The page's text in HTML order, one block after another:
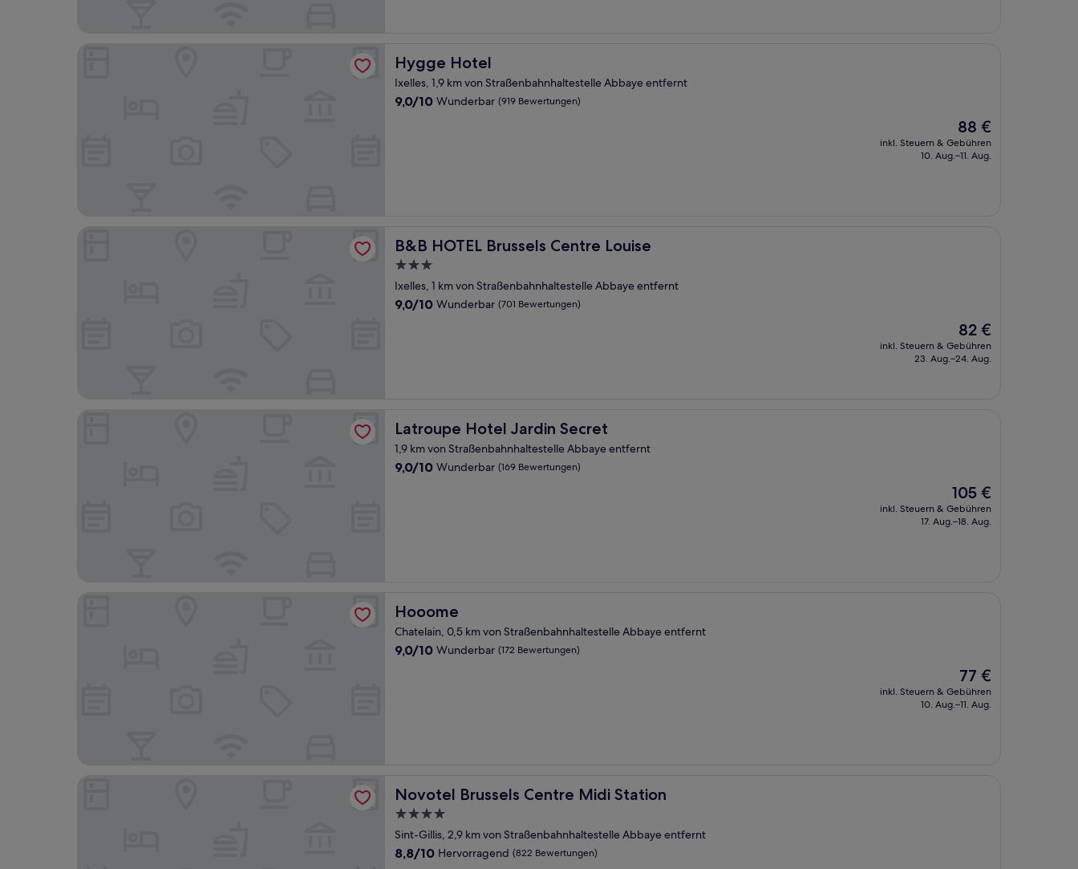
Hygge Hotel
Hygge Hotel
Ixelles, 1,9 km von Straßenbahnhaltestelle Abbaye entfernt
9.0
9,0/10 Wunderbar (919 Bewertungen)
Der
Preis
beträgt
88 €
inkl. Steuern & Gebühren
10. Aug.–11. Aug.
B&B HOTEL Brussels Centre Louise
B&B HOTEL Brussels Centre Louise
3.0-
Sterne-
Unterkunft
Ixelles, 1 km von Straßenbahnhaltestelle Abbaye entfernt
9.0
9,0/10 Wunderbar (701 Bewertungen)
Der
Preis
beträgt
82 €
inkl. Steuern & Gebühren
23. Aug.–24. Aug.
Latroupe Hotel Jardin Secret
Latroupe Hotel Jardin Secret
1,9 km von Straßenbahnhaltestelle Abbaye entfernt
9.0
9,0/10 Wunderbar (169 Bewertungen)
Der
Preis
beträgt
105 €
inkl. Steuern & Gebühren
17. Aug.–18. Aug.
Hooome
Hooome
Chatelain, 0,5 km von Straßenbahnhaltestelle Abbaye entfernt
9.0
9,0/10 Wunderbar (172 Bewertungen)
Der
Preis
beträgt
77 €
inkl. Steuern & Gebühren
10. Aug.–11. Aug.
Novotel Brussels Centre Midi Station
Novotel Brussels Centre Midi Station
4.0-
Sterne-
Unterkunft
Sint-Gillis, 2,9 km von Straßenbahnhaltestelle Abbaye entfernt
8.8
8,8/10 Hervorragend (822 Bewertungen)